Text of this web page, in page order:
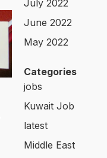
July 2022
June 2022
May 2022
Categories
jobs
Kuwait Job
latest
Middle East